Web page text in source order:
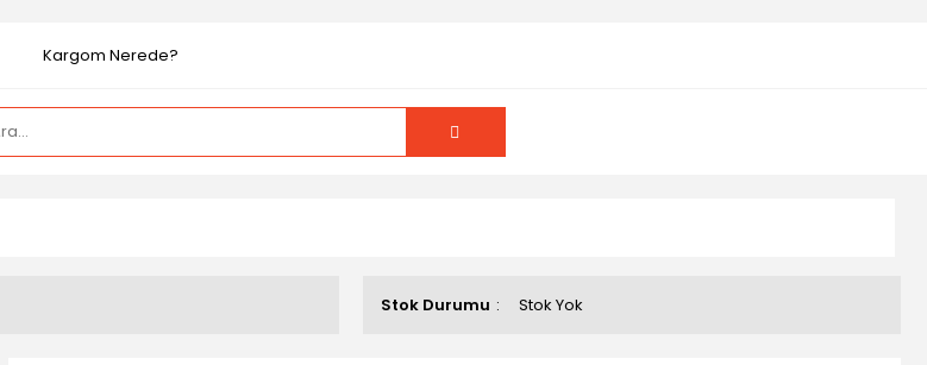
Kargom Nerede?
Stok Durumu Stok Yok